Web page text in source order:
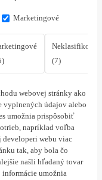
Marketingové
(7)
webovej stránky ako
vyplnených údajov alebo
umožnia prispôsobiť
napríklad voľba
webu viac
tak, aby bola čo
našli hľadaný tovar
informácie umožnia